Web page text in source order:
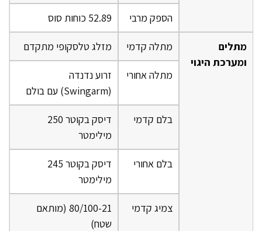
הספק מרבי 52.89 כוחות סוס
מתלים
ומערכת היגוי
מתלה קדמי מזלג טלסקופי מתקדם
מתלה אחורי
זרוע נדנדה
(Swingarm) עם בולם
בלם קדמי
דיסק בקוטר 250
מילימטר
בלם אחורי
דיסק בקוטר 245
מילימטר
צמיג קדמי
80/100-21 (מותאם
שטח)